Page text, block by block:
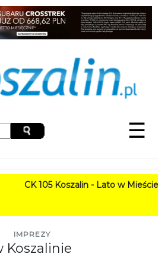
☰
- Lato w Mieście
IMPREZY
Koszalinie